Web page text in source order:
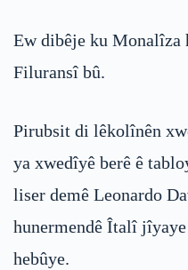
Ew dibêje ku Monalîza
Filuransî bû.
Pirubsit di lêkolînên
ya xwedîyê berê ê
liser demê Leonardo
hunermendê Îtalî
hebûye.